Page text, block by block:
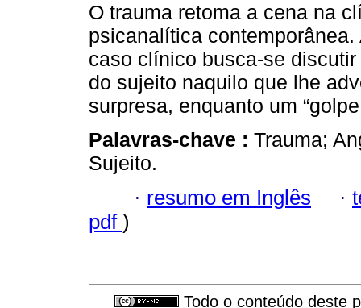
O trauma retoma a cena na
psicanalítica contemporânea.
caso clínico busca-se
do sujeito naquilo que lhe
surpresa, enquanto um
Palavras-chave : Trauma;
Sujeito.
· resumo em Inglês ·
pdf )
Todo o conteúdo deste